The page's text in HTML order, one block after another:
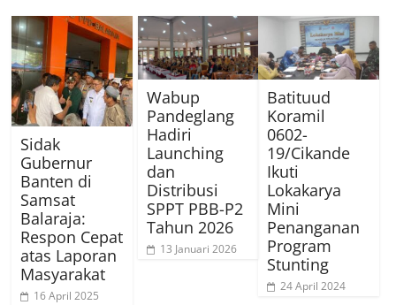
Sidak
Gubernur
Banten di
Samsat
Balaraja:
Respon Cepat
atas Laporan
Masyarakat
16 April 2025
Wabup
Pandeglang
Hadiri
Launching
dan
Distribusi
SPPT PBB-P2
Tahun 2026
13 Januari 2026
Batituud
Koramil
0602-
19/Cikande
Ikuti
Lokakarya
Mini
Penanganan
Program
Stunting
24 April 2024